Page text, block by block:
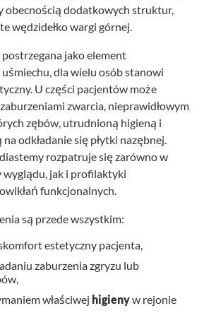
obecnością dodatkowych struktur,
wędzidełko wargi górnej.
jako element
dla wielu osób stanowi
U części pacjentów może
zwarcia, nieprawidłowym
zębów, utrudnioną higieną i
odkładanie się płytki nazębnej.
diastemy rozpatruje się zarówno w
jak i profilaktyki
funkcjonalnych.
są przede wszystkim:
estetyczny pacjenta,
zaburzenia zgryzu lub
właściwej higienyw rejonie